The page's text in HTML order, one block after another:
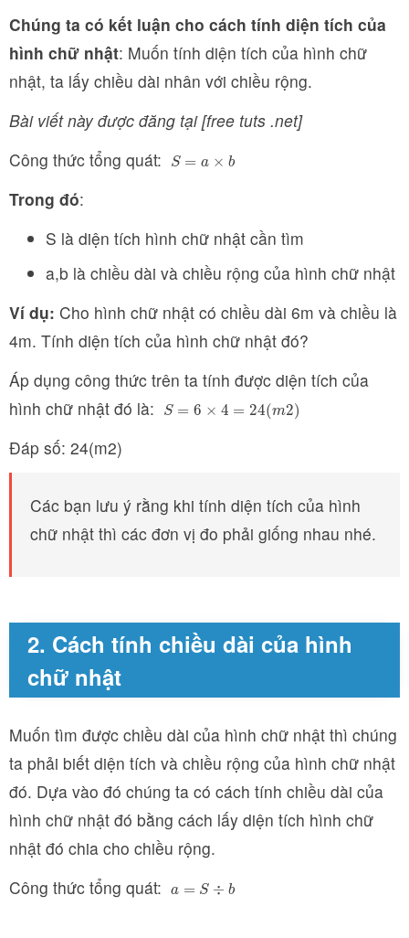
Chúng ta có kết luận cho cách tính diện tích của
hình chữ nhật: Muốn tính diện tích của hình chữ
nhật, ta lấy chiều dài nhân với chiều rộng.
Bài viết này được đăng tại [free tuts .net]
Công thức tổng quát:
S = a × b
S= a×b
Trong đó:
S là diện tích hình chữ nhật cần tìm
a,b là chiều dài và chiều rộng của hình chữ nhật
Ví dụ: Cho hình chữ nhật có chiều dài 6m và chiều là
4m. Tính diện tích của hình chữ nhật đó?
Áp dụng công thức trên ta tính được diện tích của
hình chữ nhật đó là:
S = 6 × 4 = 24(m2)
S =6× 4=24(m2)
Đáp số: 24(m2)
Các bạn lưu ý rằng khi tính diện tích của hình
chữ nhật thì các đơn vị đo phải giống nhau nhé.
2. Cách tính chiều dài của hình
chữ nhật
Muốn tìm được chiều dài của hình chữ nhật thì chúng
ta phải biết diện tích và chiều rộng của hình chữ nhật
đó. Dựa vào đó chúng ta có cách tính chiều dài của
hình chữ nhật đó bằng cách lấy diện tích hình chữ
nhật đó chia cho chiều rộng.
Công thức tổng quát:
a = S ÷ b
a= S÷b